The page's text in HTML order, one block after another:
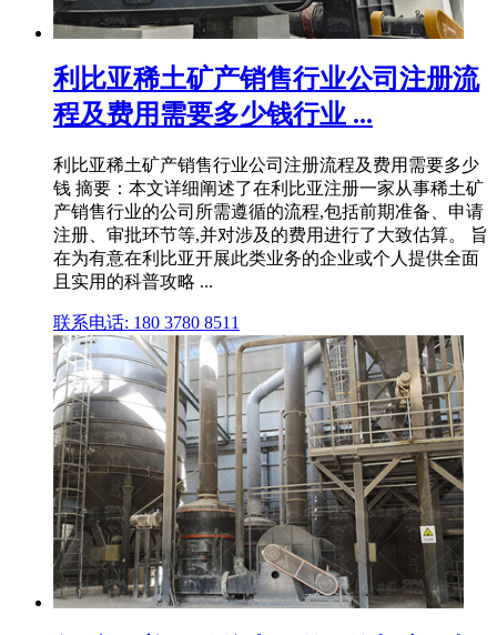
利比亚稀土矿产销售行业公司注册流
程及费用需要多少钱行业 ...
利比亚稀土矿产销售行业公司注册流程及费用需要多少
钱 摘要：本文详细阐述了在利比亚注册一家从事稀土矿
产销售行业的公司所需遵循的流程,包括前期准备、申请
注册、审批环节等,并对涉及的费用进行了大致估算。 旨
在为有意在利比亚开展此类业务的企业或个人提供全面
且实用的科普攻略 ...
联系电话: 180 3780 8511